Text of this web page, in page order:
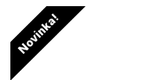
Novinka!